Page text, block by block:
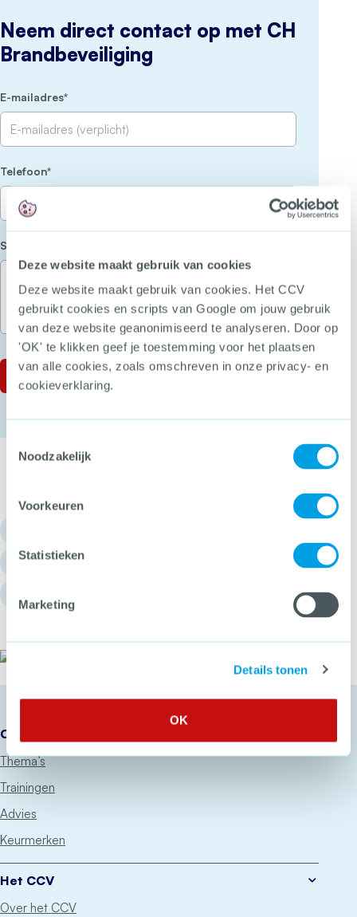
Deze website maakt gebruik van cookies
Deze website maakt gebruik van cookies. Het CCV
gebruikt cookies en scripts van Google om jouw gebruik
van deze website geanonimiseerd te analyseren. Door op
'OK' te klikken geef je toestemming voor het plaatsen
van alle cookies, zoals omschreven in onze privacy- en
cookieverklaring.
Toestemmingsselectie
Noodzakelijk
Voorkeuren
Statistieken
Marketing
Details tonen
OK
Neem direct contact op met CH
Brandbeveiliging
E-mailadres
Telefoon
Stel je vraag
info@hetccv.nl
Het CCV
Onze diensten
Thema’s
Trainingen
Advies
Keurmerken
Het CCV
Over het CCV